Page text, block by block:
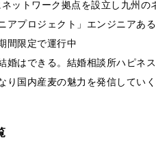
ットワーク拠点を設立し九州の
アプロジェクト」エンジニアあ
間限定で運行中
婚はできる。結婚相談所ハピネ
り国内産麦の魅力を発信してい